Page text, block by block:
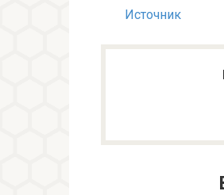
Источник